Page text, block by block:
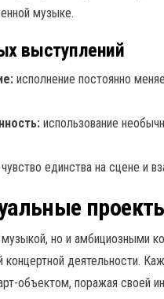
музыке.
выступлений
исполнение постоянно
использование
чувство единства на сцене и
но и амбициозными
деятельности.
объектом, поражая своей